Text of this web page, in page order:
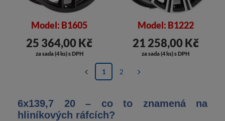
Model: B1605
25 364,00 Kč
za sada (4 ks) s DPH
Model: B1222
21 258,00 Kč
za sada (4 ks) s DPH
1 2
6x139,7 20 – co to znamená na
hliníkových ráfcích?